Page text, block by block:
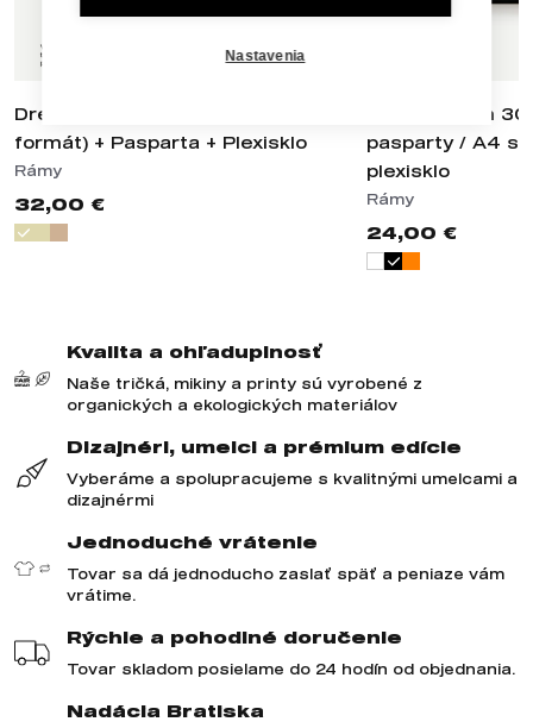
Drevený rám 40x50cm (pre A3
formát) + Pasparta + Plexisklo
Rámy
32,00 €
Hliníkový rám
pasparty / A4 s
plexisklo
Rámy
24,00 €
Kvalita a ohľaduplnosť
Naše tričká, mikiny a printy sú vyrobené z
organických a ekologických materiálov
Dizajnéri, umelci a prémium edície
Vyberáme a spolupracujeme s kvalitnými umelcami a
dizajnérmi
Jednoduché vrátenie
Tovar sa dá jednoducho zaslať späť a peniaze vám
vrátime.
Rýchle a pohodlné doručenie
Tovar skladom posielame do 24 hodín od objednania.
Nadácia Bratiska
Nastavenia